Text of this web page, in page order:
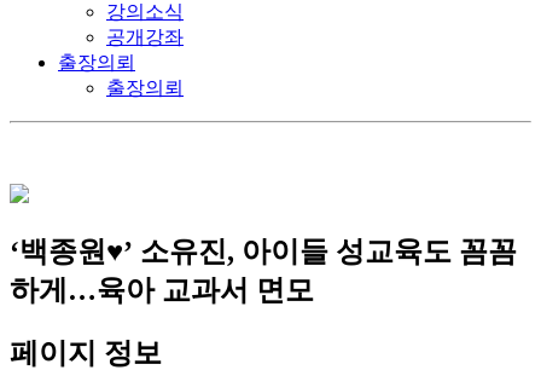
강의소식
공개강좌
출장의뢰
출장의뢰
‘백종원♥’ 소유진, 아이들 성교육도 꼼꼼
하게…육아 교과서 면모
페이지 정보